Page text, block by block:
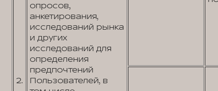
2.
опросов,
анкетирования,
исследований рынка
и других
исследований для
определения
предпочтений
Пользователей, в